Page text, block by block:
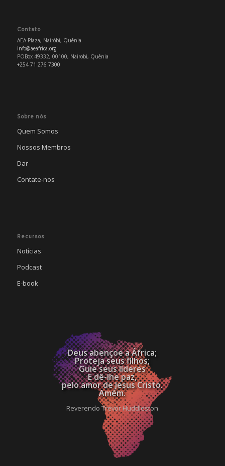
Contato
AEA Plaza, Nairóbi, Quênia
info@aeafrica.org
POBox 49332, 00100, Nairobi, Quênia
+254 71 276 7300
Sobre nós
Quem Somos
Nossos Membros
Dar
Contate-nos
Recursos
Notícias
Podcast
E-book
Deus abençoe a África;
Proteja seus filhos;
Guie seus líderes
E dê-lhe paz,
pelo amor de Jesus Cristo.
Amém.
Reverendo Trevor Huddleston